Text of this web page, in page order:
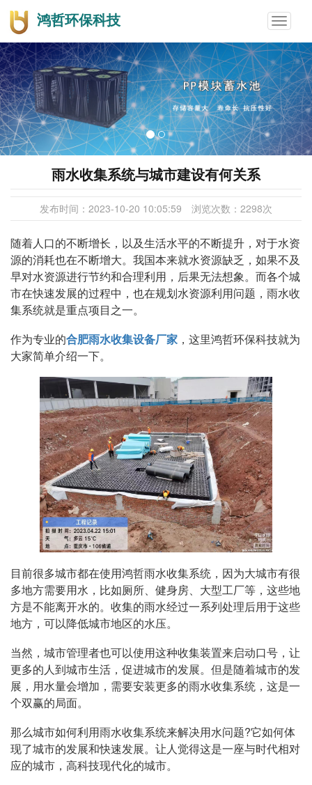
鸿哲环保科技
Toggle
雨水收集系统与城市建设有何关系
发布时间： 2023-10-20 10:05:59 浏览次数： 2298次
随着人口的不断增长，以及生活水平的不断提升，对于水资
源的消耗也在不断增大。我国本来就水资源缺乏，如果不及
早对水资源进行节约和合理利用，后果无法想象。而各个城
市在快速发展的过程中，也在规划水资源利用问题，雨水收
集系统就是重点项目之一。
作为专业的合肥雨水收集设备厂家 ，这里鸿哲环保科技就为
大家简单介绍一下。
目前很多城市都在使用鸿哲雨水收集系统，因为大城市有很
多地方需要用水，比如厕所、健身房、大型工厂等，这些地
方是不能离开水的。收集的雨水经过一系列处理后用于这些
地方，可以降低城市地区的水压。
当然，城市管理者也可以使用这种收集装置来启动口号，让
更多的人到城市生活，促进城市的发展。但是随着城市的发
展，用水量会增加，需要安装更多的雨水收集系统，这是一
个双赢的局面。
那么城市如何利用雨水收集系统来解决用水问题?它如何体
现了城市的发展和快速发展。让人觉得这是一座与时代相对
应的城市，高科技现代化的城市。